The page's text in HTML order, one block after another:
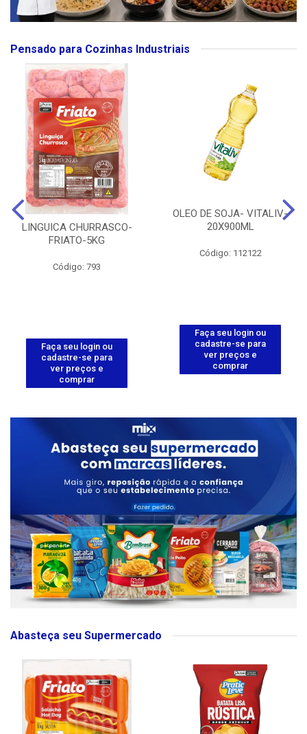
Pensado para Cozinhas Industriais
LINGUICA CHURRASCO-
FRIATO-5KG
Código: 793
Faça seu login ou
cadastre-se para
ver preços e
comprar
OLEO DE SOJA- VITALIV-
20X900ML
Código: 112122
Faça seu login ou
cadastre-se para
ver preços e
comprar
Abasteça seu Supermercado